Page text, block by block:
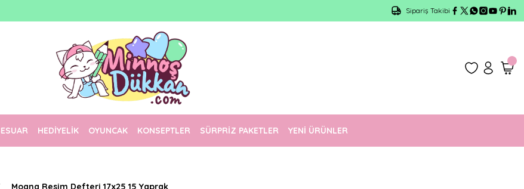
1500 TL Üzeri Ücretsiz Kargo
Tüm Siparişler Aynı Gün Kargoda!
Türkiye'nin En Eğlenceli Kırtasiyesi!
Sipariş Takibi
HEDİYELİK OYUNCAK KONSEPTLER SÜRPRİZ PAKETLER YENİ ÜRÜNLER
Moana Resim Defteri 17x25 15 Yaprak